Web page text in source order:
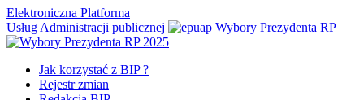
Elektroniczna Platforma
Usług Administracji publicznej
Wybory Prezydenta RP
Jak korzystać z BIP ?
Rejestr zmian